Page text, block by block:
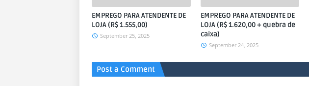
EMPREGO PARA ATENDENTE DE
LOJA (R$ 1.555,00)
September 25, 2025
EMPREGO PARA ATENDENTE DE
LOJA (R$ 1.620,00 + quebra de
caixa)
September 24, 2025
Post a Comment